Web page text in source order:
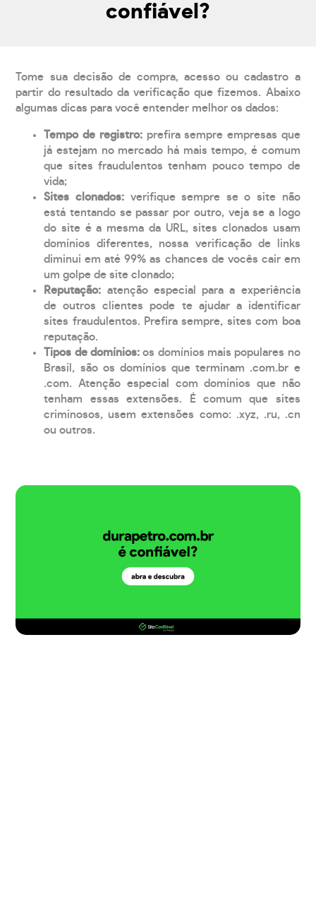
confiável?
Tome sua decisão de compra, acesso ou cadastro a
partir do resultado da verificação que fizemos. Abaixo
algumas dicas para você entender melhor os dados:
Tempo de registro: prefira sempre empresas que
já estejam no mercado há mais tempo, é comum
que sites fraudulentos tenham pouco tempo de
vida;
Sites clonados: verifique sempre se o site não
está tentando se passar por outro, veja se a logo
do site é a mesma da URL, sites clonados usam
domínios diferentes, nossa verificação de links
diminui em até 99% as chances de vocês cair em
um golpe de site clonado;
Reputação: atenção especial para a experiência
de outros clientes pode te ajudar a identificar
sites fraudulentos. Prefira sempre, sites com boa
reputação.
Tipos de domínios:os domínios mais populares no
Brasil, são os domínios que terminam .com.br e
.com. Atenção especial com domínios que não
tenham essas extensões. É comum que sites
criminosos, usem extensões como: .xyz, .ru, .cn
ou outros.